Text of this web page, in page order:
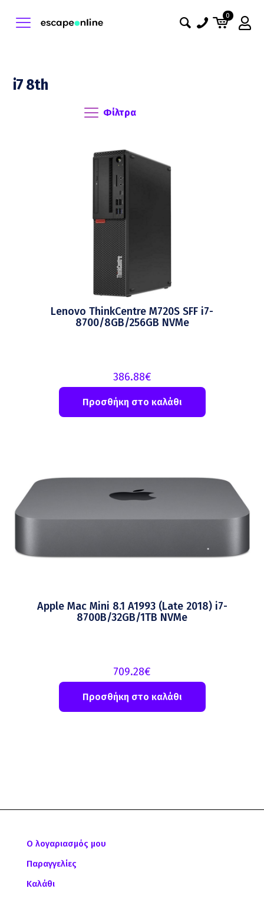
0
i7 8th
Lenovo ThinkCentre M720S SFF i7-
8700/8GB/256GB NVMe
386.88€
Προσθήκη στο καλάθι
Apple Mac Mini 8.1 A1993 (Late 2018) i7-
8700B/32GB/1TB NVMe
709.28€
Προσθήκη στο καλάθι
Ο λογαριασμός μου
Παραγγελίες
Καλάθι